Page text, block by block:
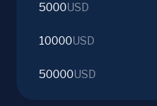
5000USD
10000USD
50000USD